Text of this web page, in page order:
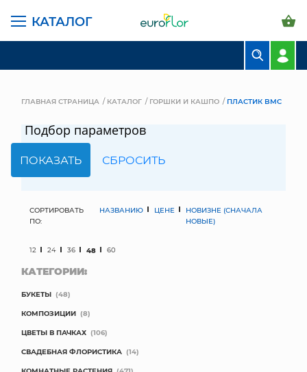
КАТАЛОГ
ГОРШКИ И КАШПО
ГЛАВНАЯ СТРАНИЦА КАТАЛОГ ГОРШКИ И КАШПО ПЛАСТИК BMC
Подбор параметров
СОРТИРОВАТЬ
ПО:
НАЗВАНИЮ ЦЕНЕ
НОВИЗНЕ (СНАЧАЛА
НОВЫЕ)
12 24 36 48 60
КАТЕГОРИИ:
БУКЕТЫ (48)
КОМПОЗИЦИИ (8)
ЦВЕТЫ В ПАЧКАХ (106)
СВАДЕБНАЯ ФЛОРИСТИКА (14)